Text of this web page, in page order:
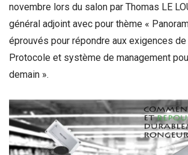
novembre lors du salon par Thomas LE
général adjoint avec pour thème «
éprouvés pour répondre aux exigences
Protocole et système de management
demain ».